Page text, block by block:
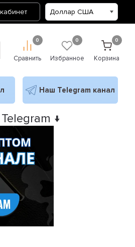
0
Сравнить
0
Избранное
0
Корзина
Наш Telegram канал
↓